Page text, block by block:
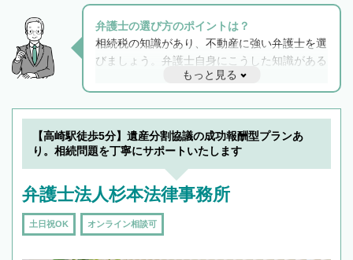
弁護士の選び方のポイントは？
相続税の知識があり、不動産に強い弁護士を選
びましょう。弁護士自身にこうした知識がある
と他士業との連携もスムーズに進み、トラブル
解決のみならず相続をトータルで任せることが
できます。また、相続は感情がからむ分野なの
でフィーリングも重要です。実際に電話や面談
で複数の弁護士と会話をしてウマが合う方に依
もっと見る
【高崎駅徒歩5分】遺産分割協議の成功報酬型プランあ
り。相続問題を丁寧にサポートいたします
弁護士法人杉本法律事務所
土日祝OK オンライン相談可